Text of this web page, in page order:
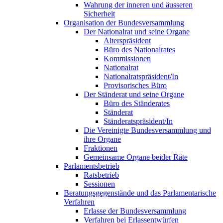
Wahrung der inneren und äusseren
Sicherheit
Organisation der Bundesversammlung
Der Nationalrat und seine Organe
Alterspräsident
Büro des Nationalrates
Kommissionen
Nationalrat
Nationalratspräsident/In
Provisorisches Büro
Der Ständerat und seine Organe
Büro des Ständerates
Ständerat
Ständeratspräsident/In
Die Vereinigte Bundesversammlung und
ihre Organe
Fraktionen
Gemeinsame Organe beider Räte
Parlamentsbetrieb
Ratsbetrieb
Sessionen
Beratungsgegenstände und das Parlamentarische
Verfahren
Erlasse der Bundesversammlung
Verfahren bei Erlassentwürfen